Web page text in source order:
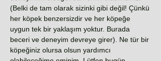
(Belki de tam olarak sizinki gibi değil! Çünkü
her köpek benzersizdir ve her köpeğe
uygun tek bir yaklaşım yoktur. Burada
beceri ve deneyim devreye girer). Ne tür bir
köpeğiniz olursa olsun yardımcı